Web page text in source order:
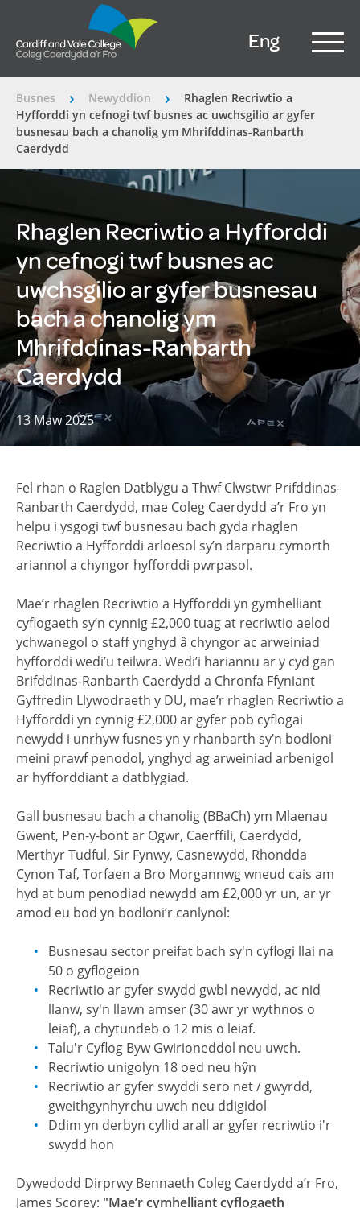
Eng
Busnes
â€º
Newyddion
â€º
Rhaglen Recriwtio a
Hyfforddi yn cefnogi twf busnes ac uwchsgilio ar gyfer
busnesau bach a chanolig ym Mhrifddinas-Ranbarth
Caerdydd
Rhaglen Recriwtio a Hyfforddi
yn cefnogi twf busnes ac
uwchsgilio ar gyfer busnesau
bach a chanolig ym
Mhrifddinas-Ranbarth
Caerdydd
13 Maw 2025
Fel rhan o Raglen Datblygu a Thwf Clwstwr Prifddinas-
Ranbarth Caerdydd, mae Coleg Caerdydd a’r Fro yn
helpu i ysgogi twf busnesau bach gyda rhaglen
Recriwtio a Hyfforddi arloesol sy’n darparu cymorth
ariannol a chyngor hyfforddi pwrpasol.
Mae’r rhaglen Recriwtio a Hyfforddi yn gymhelliant
cyflogaeth sy’n cynnig £2,000 tuag at recriwtio aelod
ychwanegol o staff ynghyd â chyngor ac arweiniad
hyfforddi wedi’u teilwra. Wedi’i hariannu ar y cyd gan
Brifddinas-Ranbarth Caerdydd a Chronfa Ffyniant
Gyffredin Llywodraeth y DU, mae’r rhaglen Recriwtio a
Hyfforddi yn cynnig £2,000 ar gyfer pob cyflogai
newydd i unrhyw fusnes yn y rhanbarth sy’n bodloni
meini prawf penodol, ynghyd ag arweiniad arbenigol
ar hyfforddiant a datblygiad.
Gall busnesau bach a chanolig (BBaCh) ym Mlaenau
Gwent, Pen-y-bont ar Ogwr, Caerffili, Caerdydd,
Merthyr Tudful, Sir Fynwy, Casnewydd, Rhondda
Cynon Taf, Torfaen a Bro Morgannwg wneud cais am
hyd at bum penodiad newydd am £2,000 yr un, ar yr
amod eu bod yn bodloni’r canlynol:
Busnesau sector preifat bach sy'n cyflogi llai na
50 o gyflogeion
Recriwtio ar gyfer swydd gwbl newydd, ac nid
llanw, sy'n llawn amser (30 awr yr wythnos o
leiaf), a chytundeb o 12 mis o leiaf.
Talu'r Cyflog Byw Gwirioneddol neu uwch.
Recriwtio unigolyn 18 oed neu hŷn
Recriwtio ar gyfer swyddi sero net / gwyrdd,
gweithgynhyrchu uwch neu ddigidol
Ddim yn derbyn cyllid arall ar gyfer recriwtio i'r
swydd hon
Dywedodd Dirprwy Bennaeth Coleg Caerdydd a’r Fro,
James Scorey: "Mae’r cymhelliant cyflogaeth